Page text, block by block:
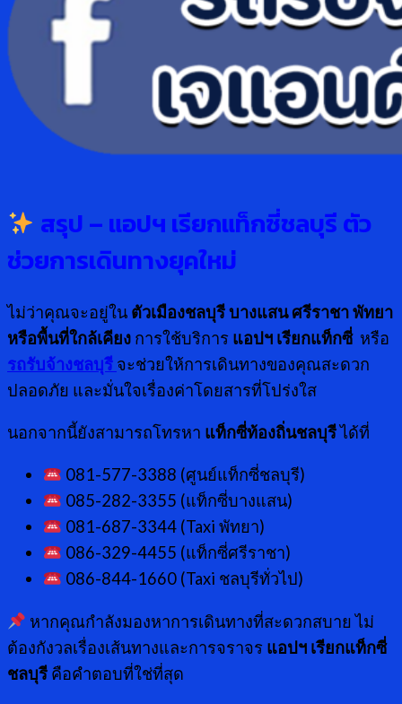
สรุป – แอปฯ เรียกแท็กซี่ชลบุรี ตัว
ช่วยการเดินทางยุคใหม่
ไม่ว่าคุณจะอยู่ใน ตัวเมืองชลบุรี บางแสน ศรีราชา พัทยา
หรือพื้นที่ใกล้เคียง การใช้บริการ แอปฯ เรียกแท็กซี่หรือ
รถรับจ้างชลบุรี จะช่วยให้การเดินทางของคุณสะดวก
ปลอดภัย และมั่นใจเรื่องค่าโดยสารที่โปร่งใส
นอกจากนี้ยังสามารถโทรหา แท็กซี่ท้องถิ่นชลบุรีได้ที่
081-577-3388 (ศูนย์แท็กซี่ชลบุรี)
085-282-3355 (แท็กซี่บางแสน)
081-687-3344 (Taxi พัทยา)
086-329-4455 (แท็กซี่ศรีราชา)
086-844-1660 (Taxi ชลบุรีทั่วไป)
หากคุณกำลังมองหาการเดินทางที่สะดวกสบาย ไม่
ต้องกังวลเรื่องเส้นทางและการจราจร แอปฯ เรียกแท็กซี่
ชลบุรี คือคำตอบที่ใช่ที่สุด